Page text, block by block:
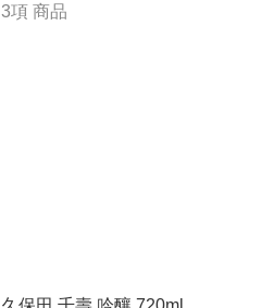
3項 商品